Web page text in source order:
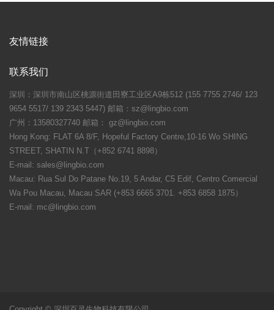
友情链接
联系我们
深圳：深圳市南山区桃源街道田寮工业区A9栋512 (155 7755 2746/ 123
9654 5517/ 139 2343 5447) 邮箱：sz@lingbio.com
广州：13580327740 邮箱： gz@lingbio.com
Hong Kong: FLAT 6A 8/F, Hopeful Factory Centre,10-16 Wo SHING
STREET, SHATIN N.T（+852 6741 8898）
E-mail: sales@lingbio.com
Macau: Rua Sul Do Patane No.19, 5 Andar, C5 Edif, Centro Comercial
Wa Pou Macau, Macau SAR (+853 6665 3701. +853 6858 1875）
E-mail: mc@lingbio.com